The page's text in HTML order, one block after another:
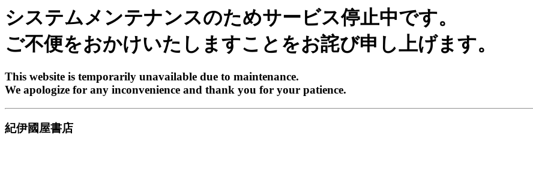
システムメンテナンスのためサービス停止中です。
ご不便をおかけいたしますことをお詫び申し上げます。
This website is temporarily unavailable due to maintenance.
We apologize for any inconvenience and thank you for your patience.
紀伊國屋書店